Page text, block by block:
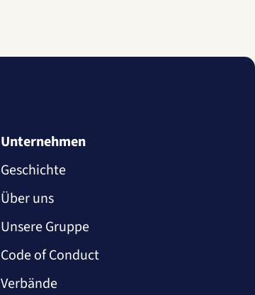
Unternehmen
Geschichte
Über uns
Unsere Gruppe
Code of Conduct
Verbände